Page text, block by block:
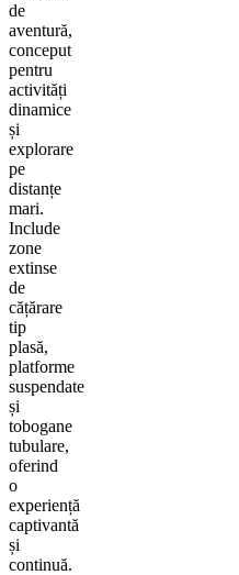
de
aventură,
conceput
pentru
activități
dinamice
și
explorare
pe
distanțe
mari.
Include
zone
extinse
de
cățărare
tip
plasă,
platforme
suspendate
și
tobogane
tubulare,
oferind
o
experiență
captivantă
și
continuă.